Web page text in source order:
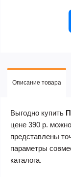
Описание товара
Выгодно купить
цене 390 р.
представлены
параметры
каталога.